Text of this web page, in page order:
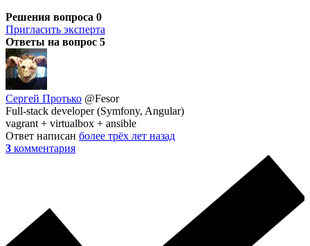
Решения вопроса 0
Пригласить эксперта
Ответы на вопрос 5
Сергей Протько @Fesor
Full-stack developer (Symfony, Angular)
vagrant + virtualbox + ansible
Ответ написан более трёх лет назад
3 комментария